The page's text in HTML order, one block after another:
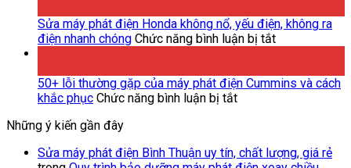
Báo
Giá
điện
cũ:
từ
sửa
máy
công
nghiệp
Sửa máy phát điện Honda không nổ, yếu điện, không ra
điện nhanh chóng Chức năng bình luận bị tắtở
phát
yếu
50+ lỗi thường gặp của máy phát điện Cummins và cách
khắc phục Chức năng bình luận bị tắtở
gặp
Những ý kiến ​​gần đây
Sửa máy phát điện Bình Thuận uy tín, chất lượng, giá rẻ